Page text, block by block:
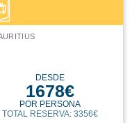
DESDE
1678€
POR PERSONA
TOTAL RESERVA: 3356€